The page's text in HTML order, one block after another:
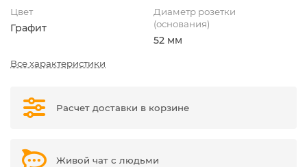
Цвет
Графит
Диаметр розетки
(основания)
52 мм
Все характеристики
Расчет доставки в корзине
Живой чат с людьми